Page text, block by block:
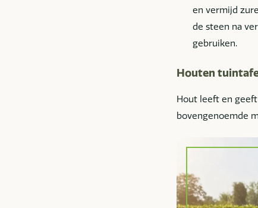
en vermijd
de steen na
gebruiken.
Houten
Hout leeft en
bovengenoemde